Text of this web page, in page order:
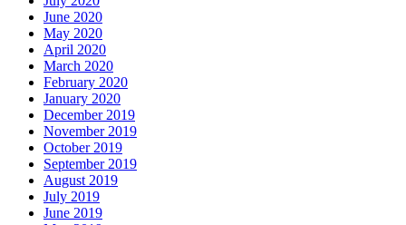
June 2020
May 2020
April 2020
March 2020
February 2020
January 2020
December 2019
November 2019
October 2019
September 2019
August 2019
July 2019
June 2019